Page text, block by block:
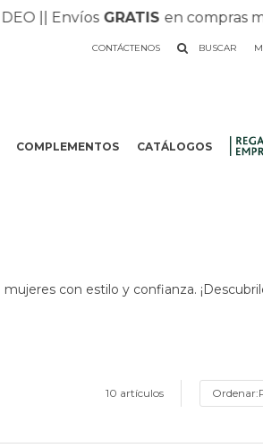
| EnvíosGRATISen compras
COMPLEMENTOS CATÁLOGOS
CONTÁCTENOS
con estilo y confianza.
10 artículos